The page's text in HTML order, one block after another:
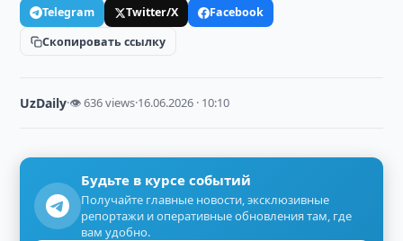
Telegram Twitter/X
Facebook
Скопировать ссылку
UzDaily·👁 636 views·16.06.2026 · 10:10
Будьте в курсе событий
Получайте главные новости, эксклюзивные
репортажи и оперативные обновления там, где
вам удобно.